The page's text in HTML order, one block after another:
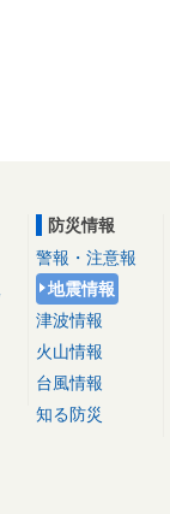
防災情報
警報・注意報
地震情報
津波情報
火山情報
台風情報
知る防災